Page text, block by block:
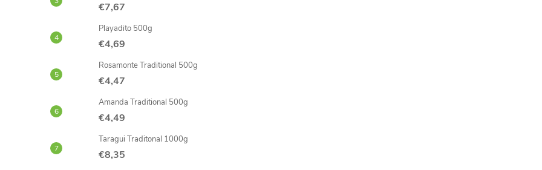
€7,67
Playadito 500g
€4,69
Rosamonte Traditional 500g
€4,47
Amanda Traditional 500g
€4,49
Taragui Traditonal 1000g
€8,35